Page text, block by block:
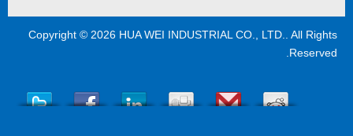
Copyright © 2026HUA WEI INDUSTRIAL CO., LTD. . All Rights
Reserved.